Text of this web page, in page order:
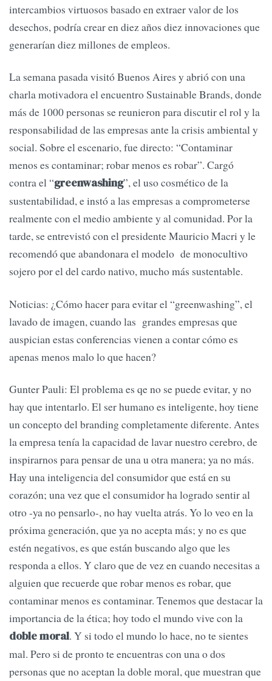
intercambios virtuosos basado en extraer valor de los
desechos, podría crear en diez años diez innovaciones que
generarían diez millones de empleos.
La semana pasada visitó Buenos Aires y abrió con una
charla motivadora el encuentro Sustainable Brands, donde
más de 1000 personas se reunieron para discutir el rol y la
responsabilidad de las empresas ante la crisis ambiental y
social. Sobre el escenario, fue directo: “Contaminar
menos es contaminar; robar menos es robar”. Cargó
contra el “greenwashing”, el uso cosmético de la
sustentabilidad, e instó a las empresas a comprometerse
realmente con el medio ambiente y al comunidad. Por la
tarde, se entrevistó con el presidente Mauricio Macri y le
recomendó que abandonara el modelo de monocultivo
sojero por el del cardo nativo, mucho más sustentable.
Noticias: ¿Cómo hacer para evitar el “greenwashing”, el
lavado de imagen, cuando las grandes empresas que
auspician estas conferencias vienen a contar cómo es
apenas menos malo lo que hacen?
Gunter Pauli: El problema es qe no se puede evitar, y no
hay que intentarlo. El ser humano es inteligente, hoy tiene
un concepto del branding completamente diferente. Antes
la empresa tenía la capacidad de lavar nuestro cerebro, de
inspirarnos para pensar de una u otra manera; ya no más.
Hay una inteligencia del consumidor que está en su
corazón; una vez que el consumidor ha logrado sentir al
otro -ya no pensarlo-, no hay vuelta atrás. Yo lo veo en la
próxima generación, que ya no acepta más; y no es que
estén negativos, es que están buscando algo que les
responda a ellos. Y claro que de vez en cuando necesitas a
alguien que recuerde que robar menos es robar, que
contaminar menos es contaminar. Tenemos que destacar la
importancia de la ética; hoy todo el mundo vive con la
doble moral. Y si todo el mundo lo hace, no te sientes
mal. Pero si de pronto te encuentras con una o dos
personas que no aceptan la doble moral, que muestran que